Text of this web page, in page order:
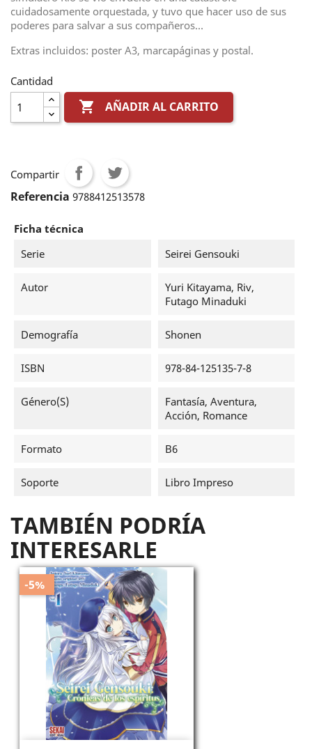
cuidadosamente orquestada, y tuvo que hacer uso de sus
poderes para salvar a sus compañeros…
Extras incluidos: poster A3, marcapáginas y postal.
Cantidad
 AÑADIR AL CARRITO
Compartir
Referencia 9788412513578
Ficha técnica
Serie
Seirei Gensouki
Autor
Yuri Kitayama, Riv,
Futago Minaduki
Demografía Shonen
ISBN 978-84-125135-7-8
Género(s)
Fantasía, Aventura,
Acción, Romance
Formato B6
Soporte Libro Impreso
TAMBIÉN PODRÍA
INTERESARLE
-5%